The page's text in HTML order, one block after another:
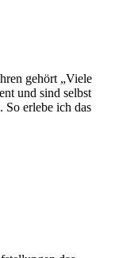
gehört „Viele
und sind selbst
So erlebe ich das